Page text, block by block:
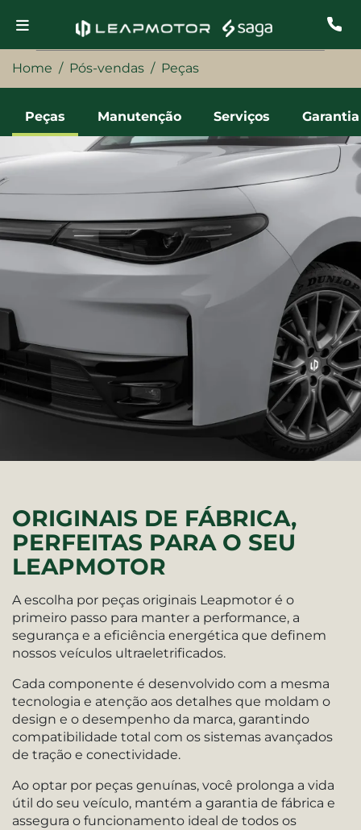
Home Pós-vendas Peças
Manutenção
Peças Serviços Garantia
ORIGINAIS DE FÁBRICA,
PERFEITAS PARA O SEU
LEAPMOTOR
A escolha por peças originais Leapmotor é o
primeiro passo para manter a performance, a
segurança e a eficiência energética que definem
nossos veículos ultraeletrificados.
Cada componente é desenvolvido com a mesma
tecnologia e atenção aos detalhes que moldam o
design e o desempenho da marca, garantindo
compatibilidade total com os sistemas avançados
de tração e conectividade.
Ao optar por peças genuínas, você prolonga a vida
útil do seu veículo, mantém a garantia de fábrica e
assegura o funcionamento ideal de todos os